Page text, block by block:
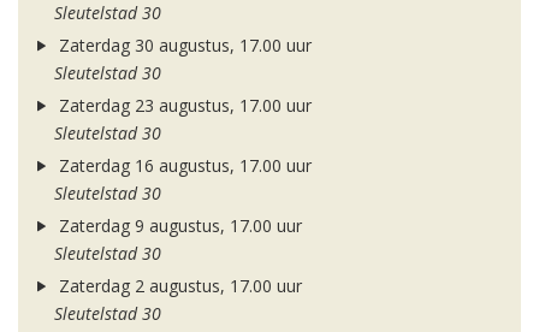
Sleutelstad 30
Zaterdag 30 augustus, 17.00 uur
Sleutelstad 30
Zaterdag 23 augustus, 17.00 uur
Sleutelstad 30
Zaterdag 16 augustus, 17.00 uur
Sleutelstad 30
Zaterdag 9 augustus, 17.00 uur
Sleutelstad 30
Zaterdag 2 augustus, 17.00 uur
Sleutelstad 30